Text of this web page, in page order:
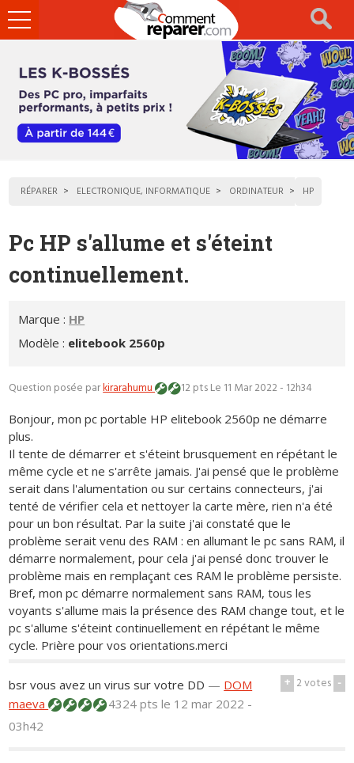
Ouvrir
le
RÉPARER ELECTRONIQUE, INFORMATIQUE ORDINATEUR HP
Pc HP s'allume et s'éteint
continuellement.
Marque : HP
Modèle : elitebook 2560p
Question posée parkirarahumu 12 ptsLe 11 Mar 2022 - 12h34
Bonjour, mon pc portable HP elitebook 2560p ne démarre
plus.
Il tente de démarrer et s'éteint brusquement en répétant le
même cycle et ne s'arrête jamais. J'ai pensé que le problème
serait dans l'alumentation ou sur certains connecteurs, j'ai
tenté de vérifier cela et nettoyer la carte mère, rien n'a été
pour un bon résultat. Par la suite j'ai constaté que le
problème serait venu des RAM : en allumant le pc sans RAM, il
démarre normalement, pour cela j'ai pensé donc trouver le
problème mais en remplaçant ces RAM le problème persiste.
Bref, mon pc démarre normalement sans RAM, tous les
voyants s'allume mais la présence des RAM change tout, et le
pc s'allume s'éteint continuellement en répétant le même
cycle. Prière pour vos orientations.merci
+ 2votes -
bsr vous avez un virus sur votre DD — DOM
maeva
4324 ptsle 12 mar 2022 -
03h42